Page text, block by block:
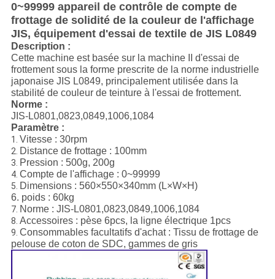
0~99999 appareil de contrôle de compte de
frottage de solidité de la couleur de l'affichage
JIS, équipement d'essai de textile de JIS L0849
Description :
Cette machine est basée sur la machine II d'essai de
frottement sous la forme prescrite de la norme industrielle
japonaise JIS L0849, principalement utilisée dans la
stabilité de couleur de teinture à l'essai de frottement.
Norme :
JIS-L0801,0823,0849,1006,1084
Paramètre :
1. Vitesse : 30rpm
2. Distance de frottage : 100mm
3. Pression : 500g, 200g
4. Compte de l'affichage : 0~99999
5. Dimensions : 560×550×340mm (L×W×H)
6. poids : 60kg
7. Norme : JIS-L0801,0823,0849,1006,1084
8. Accessoires : pèse 6pcs, la ligne électrique 1pcs
9. Consommables facultatifs d'achat : Tissu de frottage de
pelouse de coton de SDC, gammes de gris